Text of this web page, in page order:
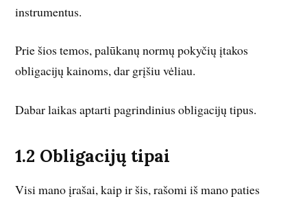
instrumentus.
Prie šios temos, palūkanų normų pokyčių įtakos
obligacijų kainoms, dar grįšiu vėliau.
Dabar laikas aptarti pagrindinius obligacijų tipus.
1.2 Obligacijų tipai
Visi mano įrašai, kaip ir šis, rašomi iš mano paties